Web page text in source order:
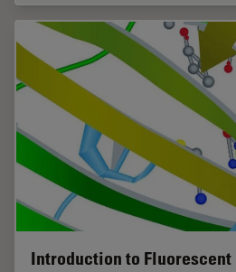
Introduction to